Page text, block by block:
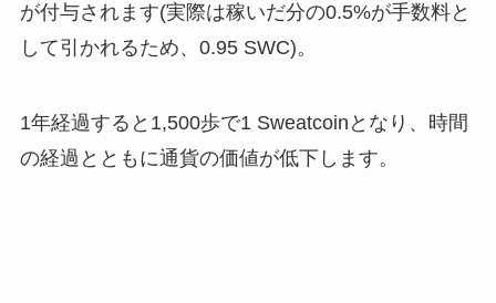
が付与されます(実際は稼いだ分の0.5%が手数料と
して引かれるため、0.95 SWC)。
1年経過すると1,500歩で1 Sweatcoinとなり、時間
の経過とともに通貨の価値が低下します。